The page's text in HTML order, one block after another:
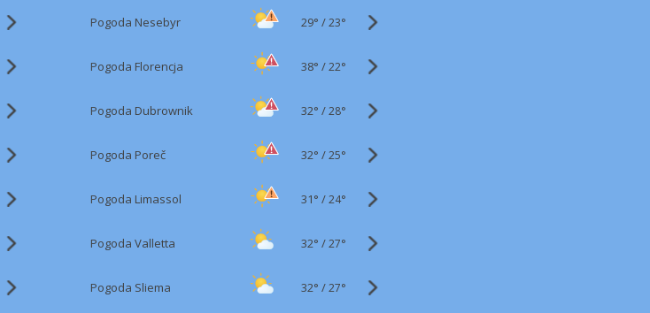
Pogoda Nesebyr 29° /23°
Pogoda Florencja 38° /22°
Pogoda Dubrownik 32° /28°
Pogoda Poreč 32° /25°
Pogoda Limassol 31° /24°
Pogoda Valletta 32° /27°
Pogoda Sliema 32° /27°